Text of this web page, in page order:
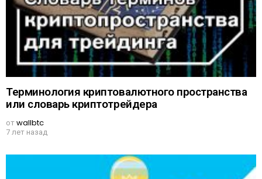
Терминология криптовалютного пространства
или словарь криптотрейдера
отwallbtc
7 лет назад